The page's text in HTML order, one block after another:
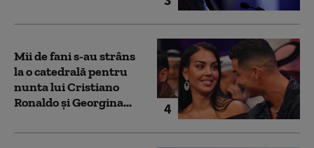
4
Mii de fani s-au strâns
la o catedrală pentru
nunta lui Cristiano
Ronaldo şi Georgina...